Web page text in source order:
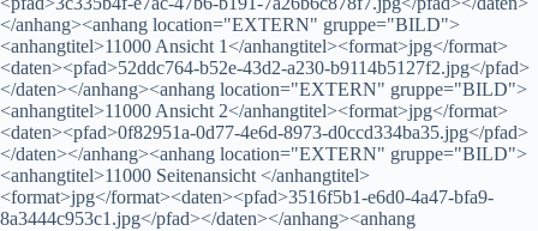
</anhang><anhang location="EXTERN" gruppe="BILD">
<anhangtitel>11000 Ansicht 1</anhangtitel><format>jpg</format>
<daten><pfad>52ddc764-b52e-43d2-a230-b9114b5127f2.jpg</pfad>
</daten></anhang><anhang location="EXTERN" gruppe="BILD">
<anhangtitel>11000 Ansicht 2</anhangtitel><format>jpg</format>
<daten><pfad>0f82951a-0d77-4e6d-8973-d0ccd334ba35.jpg</pfad>
</daten></anhang><anhang location="EXTERN" gruppe="BILD">
<anhangtitel>11000 Seitenansicht </anhangtitel>
<format>jpg</format><daten><pfad>3516f5b1-e6d0-4a47-bfa9-
8a3444c953c1.jpg</pfad></daten></anhang><anhang